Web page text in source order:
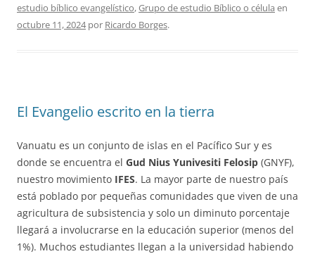
estudio bíblico evangelístico,Grupo de estudio Bíblico o célula en
octubre 11, 2024por Ricardo Borges.
El Evangelio escrito en la tierra
Vanuatu es un conjunto de islas en el Pacífico Sur y es
donde se encuentra el Gud Nius Yunivesiti Felosip (GNYF),
nuestro movimiento IFES. La mayor parte de nuestro país
está poblado por pequeñas comunidades que viven de una
agricultura de subsistencia y solo un diminuto porcentaje
llegará a involucrarse en la educación superior (menos del
1%). Muchos estudiantes llegan a la universidad habiendo